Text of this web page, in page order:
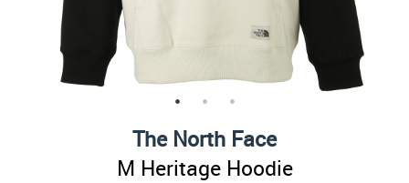
The North Face
M Heritage Hoodie